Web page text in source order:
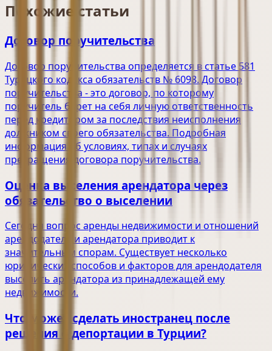
Похожие статьи
Договор поручительства
Договор поручительства определяется в статье 581
Турецкого кодекса обязательств № 6098. Договор
поручительства - это договор, по которому
поручитель берет на себя личную ответственность
перед кредитором за последствия неисполнения
должником своего обязательства. Подробная
информация об условиях, типах и случаях
прекращения договора поручительства.
Оценка выселения арендатора через
обязательство о выселении
Сегодня вопрос аренды недвижимости и отношений
арендодателя и арендатора приводит к
значительным спорам. Существует несколько
юридических способов и факторов для арендодателя
выселить арендатора из принадлежащей ему
недвижимости.
Что может сделать иностранец после
решения о депортации в Турции?